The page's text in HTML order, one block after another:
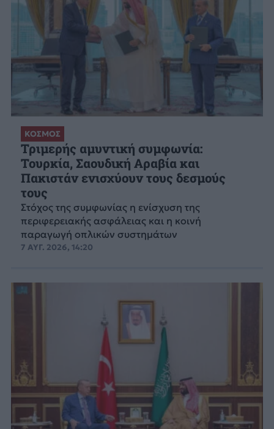
ΚΟΣΜΟΣ
Τριμερής αμυντική συμφωνία:
Τουρκία, Σαουδική Αραβία και
Πακιστάν ενισχύουν τους δεσμούς
τους
Στόχος της συμφωνίας η ενίσχυση της
περιφερειακής ασφάλειας και η κοινή
παραγωγή οπλικών συστημάτων
7 ΑΥΓ. 2026, 14:20